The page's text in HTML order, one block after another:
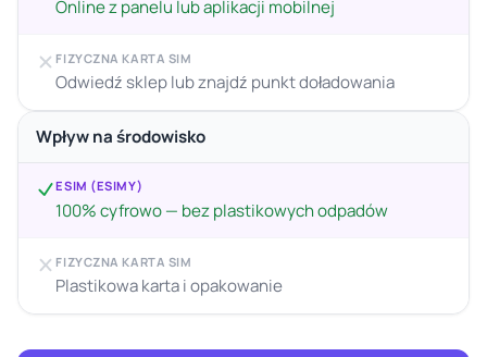
Online z panelu lub aplikacji mobilnej
FIZYCZNA KARTA SIM
Odwiedź sklep lub znajdź punkt doładowania
Wpływ na środowisko
ESIM (ESIMY)
100% cyfrowo — bez plastikowych odpadów
FIZYCZNA KARTA SIM
Plastikowa karta i opakowanie